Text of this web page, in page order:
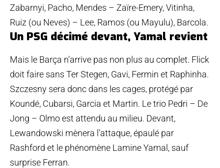
Zabarnyi, Pacho, Mendes – Zaïre-Emery, Vitinha,
Ruiz (ou Neves) – Lee, Ramos (ou Mayulu), Barcola.
Un PSG décimé devant, Yamal revient
Mais le Barça n’arrive pas non plus au complet. Flick
doit faire sans Ter Stegen, Gavi, Fermin et Raphinha.
Szczesny sera donc dans les cages, protégé par
Koundé, Cubarsi, Garcia et Martin. Le trio Pedri – De
Jong – Olmo est attendu au milieu. Devant,
Lewandowski mènera l’attaque, épaulé par
Rashford et le phénomène Lamine Yamal, sauf
surprise Ferran.